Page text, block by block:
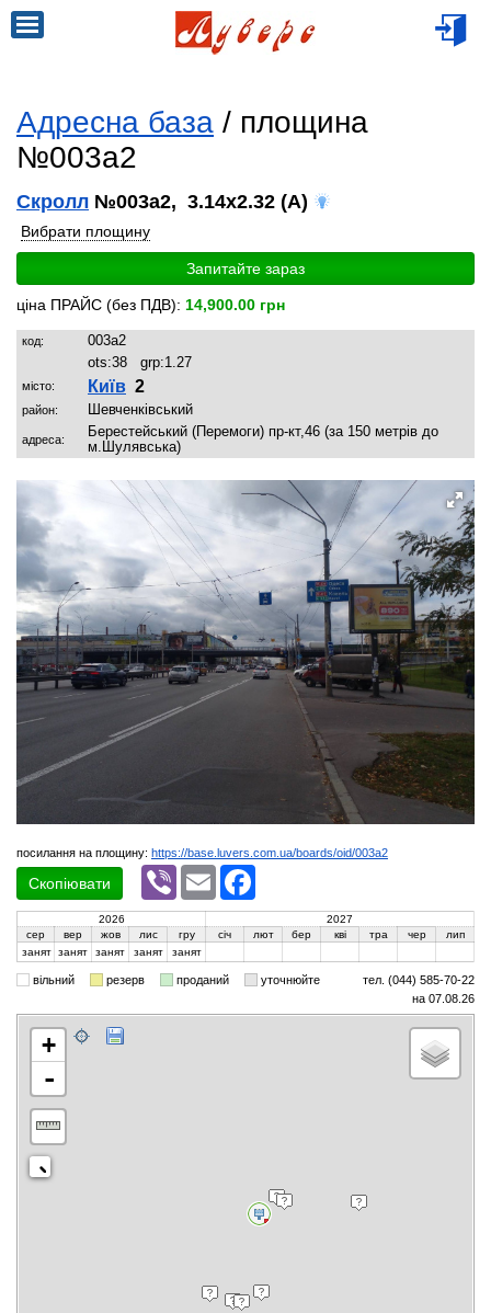
Адресна база / площина
№003a2
Скролл №003a2, 3.14x2.32 (A)
Вибрати площину
Запитайте зараз
ціна ПРАЙС (без ПДВ): 14,900.00 грн
код:
003a2
ots:38 grp:1.27
місто: Київ 2
район: Шевченківський
адреса:
Берестейський (Перемоги) пр-кт,46 (за 150 метрів до
м.Шулявська)
посилання на площину: https://base.luvers.com.ua/boards/oid/003a2
Скопіювати
Viber Email
2026
2027
сер
вер жов лис гру січ лют бер кві тра чер
лип
занят занят занят занят занят
вільний резерв проданий уточнюйте
тел. (044) 585-70-22
на 07.08.26
+
-